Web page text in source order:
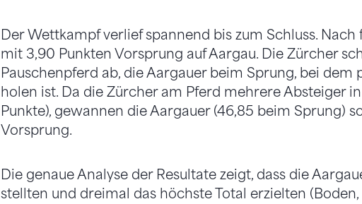
Der Wettkampf verlief spannend bis zum Schluss.
mit 3,90 Punkten Vorsprung auf Aargau. Die Zürcher
Pauschenpferd ab, die Aargauer beim Sprung, bei dem
holen ist. Da die Zürcher am Pferd mehrere Absteiger
Punkte), gewannen die Aargauer (46,85 beim Sprung)
Vorsprung.
Die genaue Analyse der Resultate zeigt, dass die
stellten und dreimal das höchste Total erzielten (Boden,